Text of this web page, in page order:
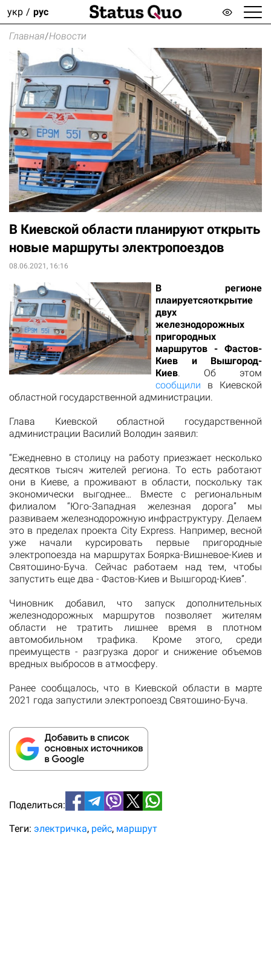
укр рус
Главная/Новости
В Киевской области планируют открыть
новые маршруты электропоездов
08.06.2021, 16:16
В регионе
плаируетсяоткрытие
двух
железнодорожных
пригородных
маршрутов - Фастов-
Киев и Вышгород-
Киев. Об этом
сообщили в Киевской
областной государственной администрации.
Глава Киевской областной государственной
администрации Василий Володин заявил:
“Ежедневно в столицу на работу приезжает несколько
десятков тысяч жителей региона. То есть работают
они в Киеве, а проживают в области, поскольку так
экономически выгоднее… Вместе с региональным
филиалом “Юго-Западная железная дорога” мы
развиваем железнодорожную инфраструктуру. Делаем
это в пределах проекта City Express. Например, весной
уже начали курсировать первые пригородные
электропоезда на маршрутах Боярка-Вишневое-Киев и
Святошино-Буча. Сейчас работаем над тем, чтобы
запустить еще два - Фастов-Киев и Вышгород-Киев”.
Чиновник добавил, что запуск дополнительных
железнодорожных маршрутов позволяет жителям
области не тратить лишнее время в плотном
автомобильном трафика. Кроме этого, среди
преимуществ - разгрузка дорог и снижение объемов
вредных выбросов в атмосферу.
Ранее сообщалось, что в Киевской области в марте
2021 года запустили электропоезд Святошино-Буча.
Поделиться:
Теги: электричка рейс маршрут